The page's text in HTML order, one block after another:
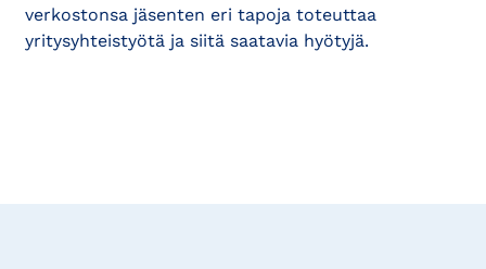
verkostonsa jäsenten eri tapoja toteuttaa
yritysyhteistyötä ja siitä saatavia hyötyjä.